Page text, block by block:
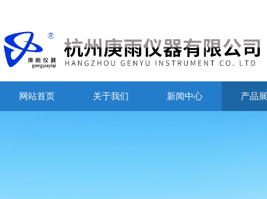
网站首页 关于我们 新闻中心 产品